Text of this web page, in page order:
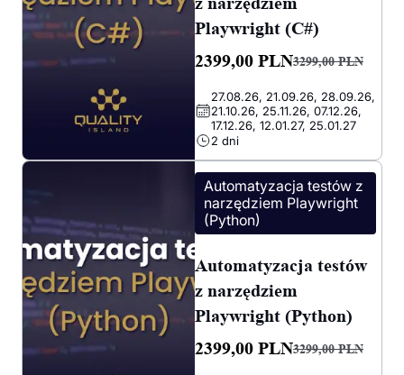
Playwright (C#)
3299,00PLN
cena
wynosiła:
3299,00 PLN.
2399,00PLN
cena
wynosi:
2399,00 PLN.
27.08.26, 21.09.26, 28.09.26,
21.10.26, 25.11.26, 07.12.26,
17.12.26, 12.01.27, 25.01.27
2 dni
Automatyzacja testów z
narzędziem Playwright
(Python)
Automatyzacja testów
z narzędziem
Playwright (Python)
3299,00PLN
2399,00PLN